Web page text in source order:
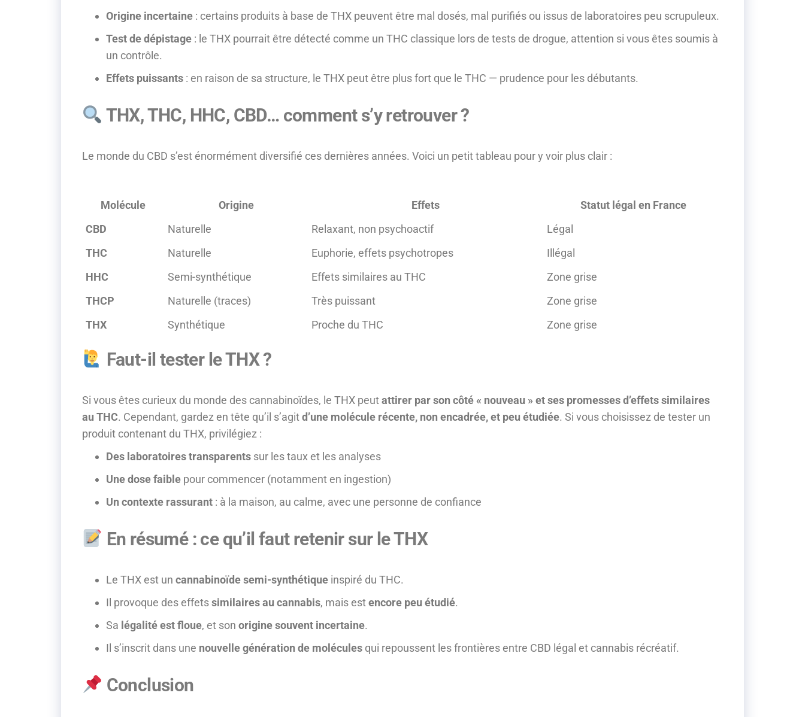
Origine incertaine : certains produits à base de THX peuvent être mal dosés, mal purifiés ou issus de laboratoires peu scrupuleux.
Test de dépistage : le THX pourrait être détecté comme un THC classique lors de tests de drogue, attention si vous êtes soumis à
un contrôle.
Effets puissants : en raison de sa structure, le THX peut être plus fort que le THC — prudence pour les débutants.
THX, THC, HHC, CBD… comment s’y retrouver ?
Le monde du CBD s’est énormément diversifié ces dernières années. Voici un petit tableau pour y voir plus clair :
Molécule Origine Effets
Statut légal en France
CBD
Naturelle Relaxant, non psychoactif
Légal
THC
Naturelle Euphorie, effets psychotropes
Illégal
HHC
Semi-synthétique Effets similaires au THC
Zone grise
THCP
Naturelle (traces) Très puissant
Zone grise
THX
Synthétique Proche du THC Zone grise
Faut-il tester le THX ?
Si vous êtes curieux du monde des cannabinoïdes, le THX peutattirer par son côté « nouveau » et ses promesses d’effets similaires
au THC. Cependant, gardez en tête qu’il s’agitd’une molécule récente, non encadrée, et peu étudiée. Si vous choisissez de tester un
produit contenant du THX, privilégiez :
Des laboratoires transparents sur les taux et les analyses
Une dose faible pour commencer (notamment en ingestion)
Un contexte rassurant : à la maison, au calme, avec une personne de confiance
En résumé : ce qu’il faut retenir sur le THX
Le THX est un cannabinoïde semi-synthétique inspiré du THC.
Il provoque des effetssimilaires au cannabis, mais estencore peu étudié.
Sa légalité est floue, et son origine souvent incertaine.
Il s’inscrit dans une nouvelle génération de molécules qui repoussent les frontières entre CBD légal et cannabis récréatif.
Conclusion